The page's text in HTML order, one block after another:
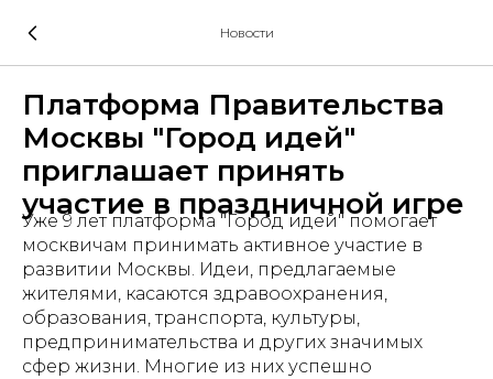
Новости
Платформа Правительства
Москвы "Город идей"
приглашает принять
участие в праздничной игре
Уже 9 лет платформа "Город идей" помогает
москвичам принимать активное участие в
развитии Москвы. Идеи, предлагаемые
жителями, касаются здравоохранения,
образования, транспорта, культуры,
предпринимательства и других значимых
сфер жизни. Многие из них успешно